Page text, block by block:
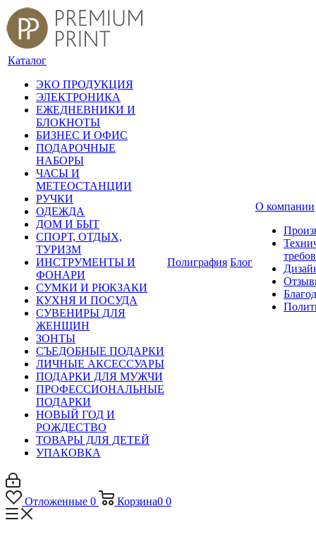
Каталог
ЭКО ПРОДУКЦИЯ
ЭЛЕКТРОНИКА
ЕЖЕДНЕВНИКИ И
БЛОКНОТЫ
БИЗНЕС И ОФИС
ПОДАРОЧНЫЕ
НАБОРЫ
ЧАСЫ И
МЕТЕОСТАНЦИИ
РУЧКИ
ОДЕЖДА
ДОМ И БЫТ
СПОРТ, ОТДЫХ,
ТУРИЗМ
ИНСТРУМЕНТЫ И
ФОНАРИ
СУМКИ И РЮКЗАКИ
КУХНЯ И ПОСУДА
СУВЕНИРЫ ДЛЯ
ЖЕНЩИН
ЗОНТЫ
СЪЕДОБНЫЕ ПОДАРКИ
ЛИЧНЫЕ АКСЕССУАРЫ
ПОДАРКИ ДЛЯ МУЖЧИ
ПРОФЕССИОНАЛЬНЫЕ
ПОДАРКИ
НОВЫЙ ГОД И
РОЖДЕСТВО
ТОВАРЫ ДЛЯ ДЕТЕЙ
УПАКОВКА
Полиграфия Блог
О компании
Отложенные 0 Корзина0 0